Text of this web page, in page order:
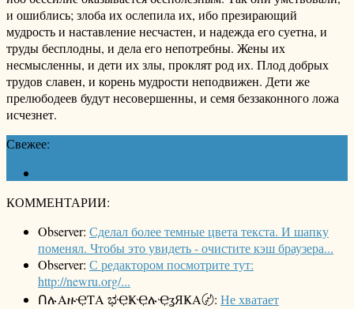
и ошиблись; злоба их ослепила их, ибо презирающий
мудрость и наставление несчастен, и надежда его суетна, и
труды бесплодны, и дела его непотребны. Жены их
несмысленны, и дети их злы, проклят род их. Плод добрых
трудов славен, и корень мудрости неподвижен. Дети же
прелюбодеев будут несовершенны, и семя беззаконного ложа
исчезнет.
Свежее:
КОММЕНТАРИИ:
Observer: Сделал более темные цвета текста. И шапку
поменял. Чтобы это увидеть - очистите кэш браузера...
Observer: С редактором посмотрите тут:
http://newru.org/...
ՈሉΑዙҾΤΑ ಭҾҜҾሉҾʓЯҜΑ〄: Не хватает